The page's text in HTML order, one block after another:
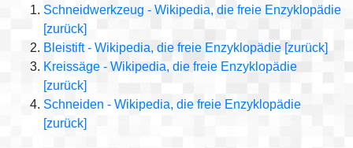
Schneidwerkzeug - Wikipedia, die freie Enzyklopädie
[zurück]
Bleistift - Wikipedia, die freie Enzyklopädie [zurück]
Kreissäge - Wikipedia, die freie Enzyklopädie
[zurück]
Schneiden - Wikipedia, die freie Enzyklopädie
[zurück]